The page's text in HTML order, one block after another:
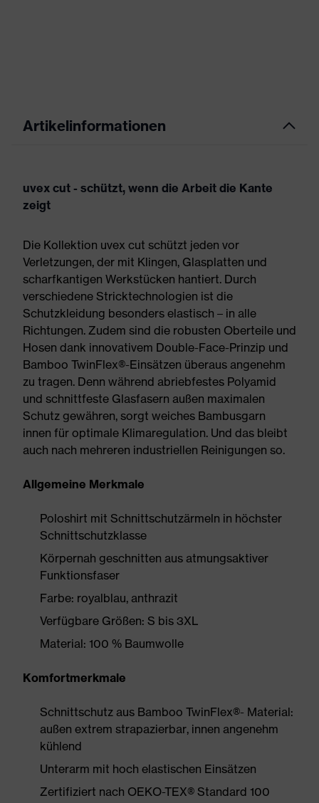
Artikelinformationen
uvex cut - schützt, wenn die Arbeit die Kante
zeigt
Die Kollektion uvex cut schützt jeden vor
Verletzungen, der mit Klingen, Glasplatten und
scharfkantigen Werkstücken hantiert. Durch
verschiedene Stricktechnologien ist die
Schutzkleidung besonders elastisch – in alle
Richtungen. Zudem sind die robusten Oberteile und
Hosen dank innovativem Double-Face-Prinzip und
Bamboo TwinFlex®-Einsätzen überaus angenehm
zu tragen. Denn während abriebfestes Polyamid
und schnittfeste Glasfasern außen maximalen
Schutz gewähren, sorgt weiches Bambusgarn
innen für optimale Klimaregulation. Und das bleibt
auch nach mehreren industriellen Reinigungen so.
Allgemeine Merkmale
Poloshirt mit Schnittschutzärmeln in höchster
Schnittschutzklasse
Körpernah geschnitten aus atmungsaktiver
Funktionsfaser
Farbe: royalblau, anthrazit
Verfügbare Größen: S bis 3XL
Material: 100 % Baumwolle
Komfortmerkmale
Schnittschutz aus Bamboo TwinFlex®- Material:
außen extrem strapazierbar, innen angenehm
kühlend
Unterarm mit hoch elastischen Einsätzen
Zertifiziert nach OEKO-TEX® Standard 100